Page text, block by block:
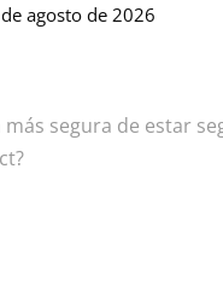
agosto de 2026
más segura de estar